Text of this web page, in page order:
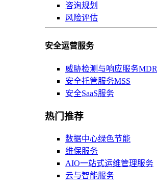
咨询规划
风险评估
安全运营服务
威胁检测与响应服务MDR
安全托管服务MSS
安全SaaS服务
热门推荐
数据中心绿色节能
维保服务
AIO一站式运维管理服务
云与智能服务